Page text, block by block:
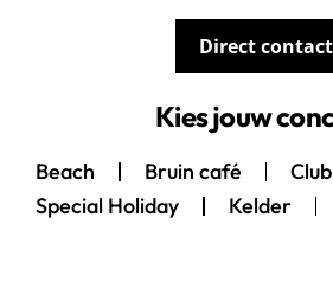
Direct contact
Kies jouw
Beach Bruin café
Club
Special Holiday
Kelder